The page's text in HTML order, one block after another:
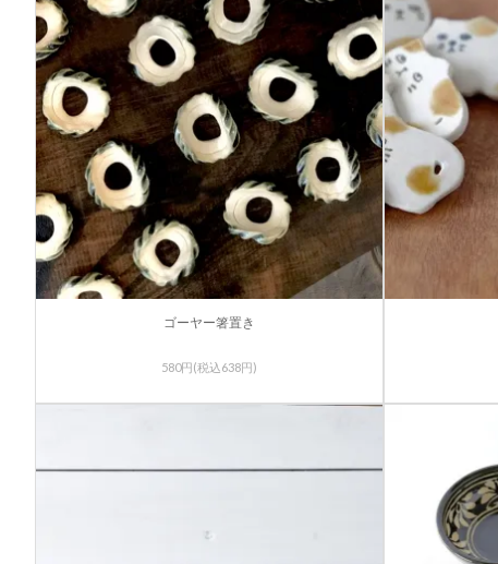
ゴーヤー箸置き
580円(税込638円)